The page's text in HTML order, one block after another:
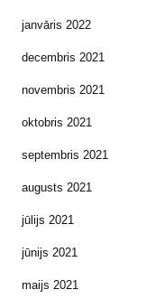
janvāris 2022
decembris 2021
novembris 2021
oktobris 2021
septembris 2021
augusts 2021
jūlijs 2021
jūnijs 2021
maijs 2021